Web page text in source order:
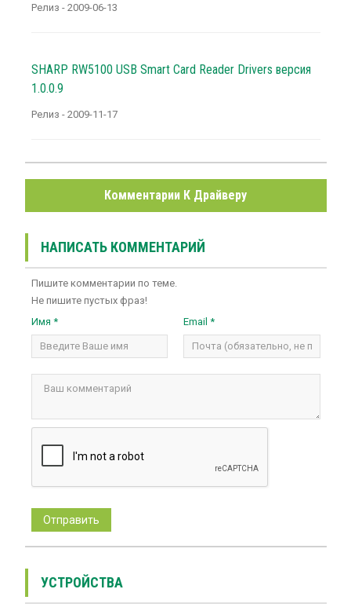
Релиз - 2009-06-13
SHARP RW5100 USB Smart Card Reader Drivers версия
1.0.0.9
Релиз - 2009-11-17
Комментарии К Драйверу
НАПИСАТЬ КОММЕНТАРИЙ
Пишите комментарии по теме.
Не пишите пустых фраз!
Имя *
Email *
УСТРОЙСТВА